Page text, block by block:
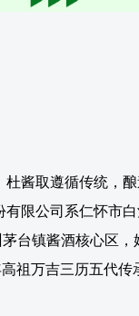
酱取遵循传统，
限公司系仁怀市
台镇酱酒核心区，
祖万吉三历五代传